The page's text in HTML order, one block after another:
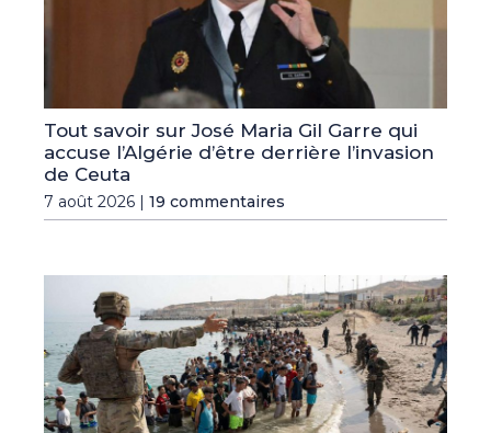
Tout savoir sur José Maria Gil Garre qui
accuse l’Algérie d’être derrière l’invasion
de Ceuta
7 août 2026 | 19 commentaires